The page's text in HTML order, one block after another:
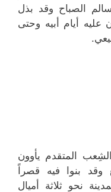
الصباح وقد بذل
أيام أبيه وحتى
المتقدم يأوون
وقد بنوا فيه قصراً
نحو ثلاثة أميال